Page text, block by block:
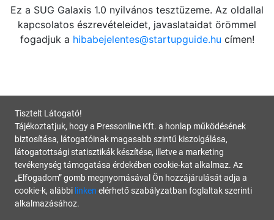
Ez a SUG Galaxis 1.0 nyilvános tesztüzeme. Az oldallal
kapcsolatos észrevételeidet, javaslataidat örömmel
fogadjuk a hibabejelentes@startupguide.hu címen!
Tisztelt Látogató!
Tájékoztatjuk, hogy a Pressonline Kft. a honlap működésének
biztosítása, látogatóinak magasabb szintű kiszolgálása,
látogatottsági statisztikák készítése, illetve a marketing
tevékenység támogatása érdekében cookie-kat alkalmaz. Az
„Elfogadom” gomb megnyomásával Ön hozzájárulását adja a
cookie-k, alábbi linken elérhető szabályzatban foglaltak szerinti
alkalmazásához.